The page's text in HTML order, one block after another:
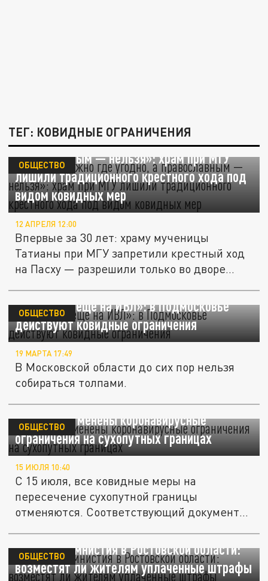
ТЕГ: КОВИДНЫЕ ОГРАНИЧЕНИЯ
«Намазы можно где угодно, а
православным — нельзя»: храм при МГУ
лишили традиционного крестного хода под
видом ковидных мер
ОБЩЕСТВО
12 АПРЕЛЯ 12:00
Впервые за 30 лет: храму мученицы
Татианы при МГУ запретили крестный ход
на Пасху — разрешили только во дворе...
«Люди всё ещё на ИВЛ»: в Подмосковье
действуют ковидные ограничения
ОБЩЕСТВО
19 МАРТА 17:49
В Московской области до сих пор нельзя
собираться толпами.
В России отменены коронавирусные
ограничения на сухопутных границах
ОБЩЕСТВО
15 ИЮЛЯ 10:40
С 15 июля, все ковидные меры на
пересечение сухопутной границы
отменяются. Соответствующий документ
Ковидная амнистия в Ростовской области:
возместят ли жителям уплаченные штрафы
ОБЩЕСТВО